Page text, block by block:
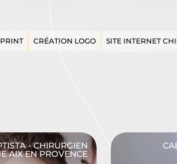
CRÉATION LOGO SITE INTERNET
- CHIRURGIEN
AIX EN PROVENCE